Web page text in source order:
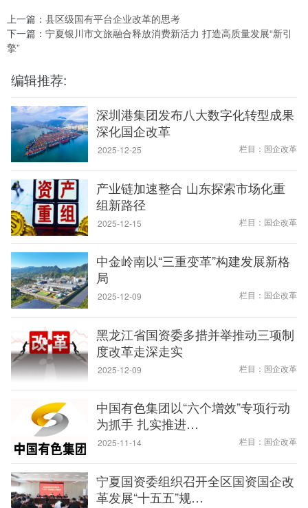
上一篇： 县区级国有平台企业改革的思考
下一篇： 宁夏银川市文旅融合释放消费新活力 打造高质量发展“新引
擎”
编辑推荐:
深圳港集团发布八大数字化转型成果
深化国企改革
2025-12-25 栏目：国企改革
产业链加速整合 山东探索市场化重
组新路径
2025-12-15 栏目：国企改革
中金岭南以“三重变革”构建发展新格
局
2025-12-09 栏目：国企改革
黑龙江省国资委多措并举推动三项制
度改革走深走实
2025-12-09 栏目：国企改革
中国有色集团以“六个增效”专项行动
为抓手 扎实推进…
2025-11-14 栏目：国企改革
宁夏国资委组织召开全区国资国企改
革发展“十五五”规…